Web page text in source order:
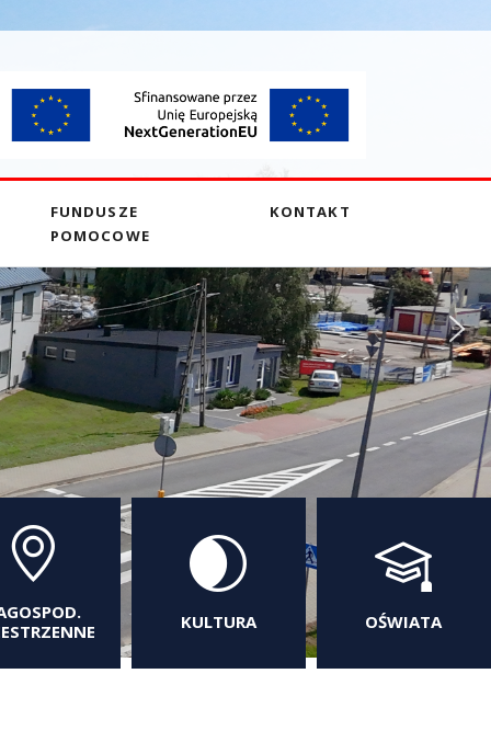
FUNDUSZE
POMOCOWE
KONTAKT
KULTURA OŚWIATA